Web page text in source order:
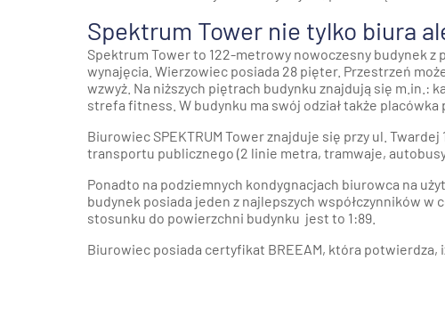
Spektrum Tower nie tylko biura
Spektrum Tower to 122-metrowy nowoczesny budynek
wynajęcia. Wierzowiec posiada 28 pięter. Przestrzeń
wzwyż. Na niższych piętrach budynku znajdują się m.in.:
strefa fitness. W budynku ma swój odział także placówka
Biurowiec SPEKTRUM Towerznajduje się przy ul. Twardej
transportu publicznego (2 linie metra, tramwaje,
Ponadto na podziemnych kondygnacjach biurowca na
budynek posiada jeden z najlepszych współczynników
stosunku do powierzchni budynku jest to 1:89.
Biurowiec posiada certyfikat BREEAM, która potwierdza,